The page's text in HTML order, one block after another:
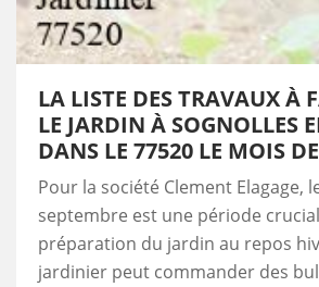
LA LISTE DES TRAVAUX À
LE JARDIN À SOGNOLLES
DANS LE 77520 LE MOIS
Pour la société Clement Elagage,
septembre est une période
préparation du jardin au repos
jardinier peut commander des